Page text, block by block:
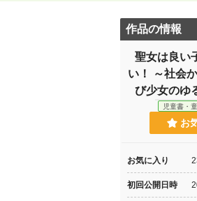
作品の情報
聖女は良い
い！ ～社会
び少女のゆ
児童書・
お
お気に入り
初回公開日時